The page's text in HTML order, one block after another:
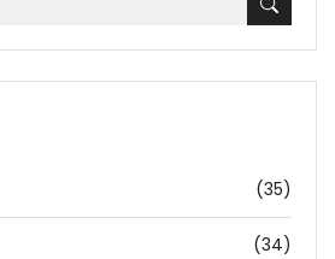
(35)
(34)